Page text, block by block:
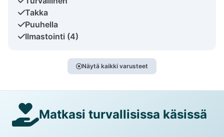
Takka
Puuhella
Ilmastointi (4)
Näytä kaikki varusteet
Matkasi turvallisissa käsissä